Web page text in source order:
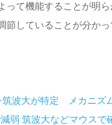
って機能することが明
節していることが分か
筑波大が特定 メカニズ
弱 筑波大などマウスで